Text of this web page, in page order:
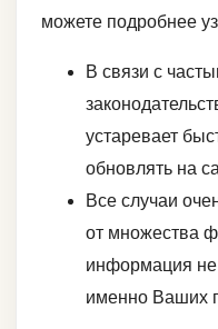
можете подробнее
В связи с
устаревает
обновлять на
Все случаи
от множества
информация не
именно Ваших